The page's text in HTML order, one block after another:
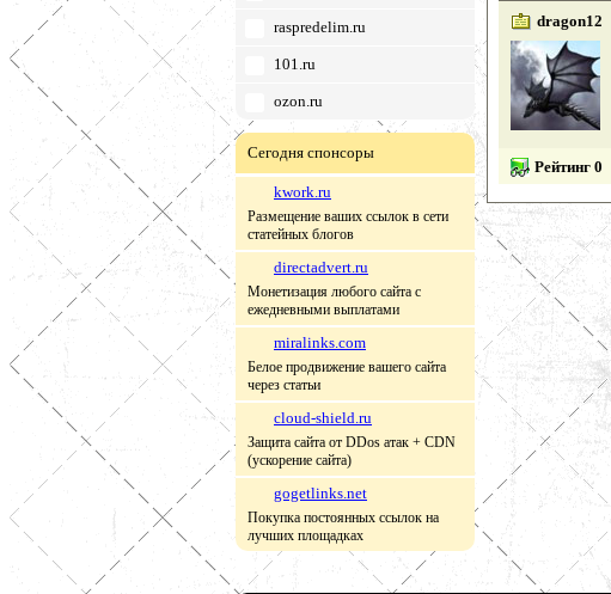
raspredelim.ru
101.ru
ozon.ru
Сегодня спонсоры
kwork.ru
Размещение ваших ссылок в сети
статейных блогов
directadvert.ru
Монетизация любого сайта с
ежедневными выплатами
miralinks.com
Белое продвижение вашего сайта
через статьи
cloud-shield.ru
Защита сайта от DDos атак + CDN
(ускорение сайта)
gogetlinks.net
Покупка постоянных ссылок на
лучших площадках
dragon12
Рейтинг 0